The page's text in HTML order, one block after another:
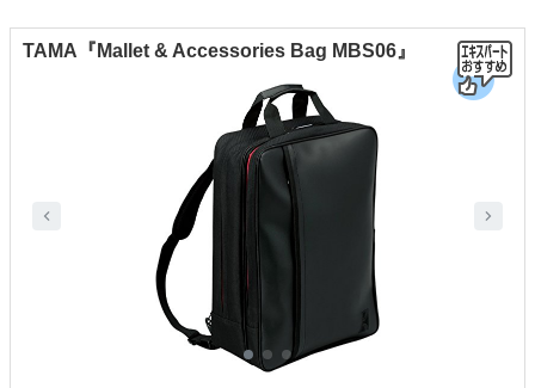
TAMA『Mallet & Accessories Bag MBS06』